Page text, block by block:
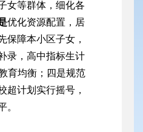
女等群体，细化各
优化资源配置，居
保障本小区子女，
录，高中指标生计
育均衡；四是规范
超计划实行摇号，
。